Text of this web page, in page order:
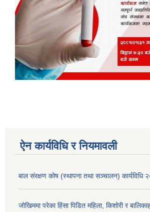
ऐन कार्यविधि र नियमावली
बाल संरक्षण कोष (स्थापना तथा सञ्चालन) कार्यविधि
जोखिममा परेका हिंसा पिडित महिला, किशोरी र